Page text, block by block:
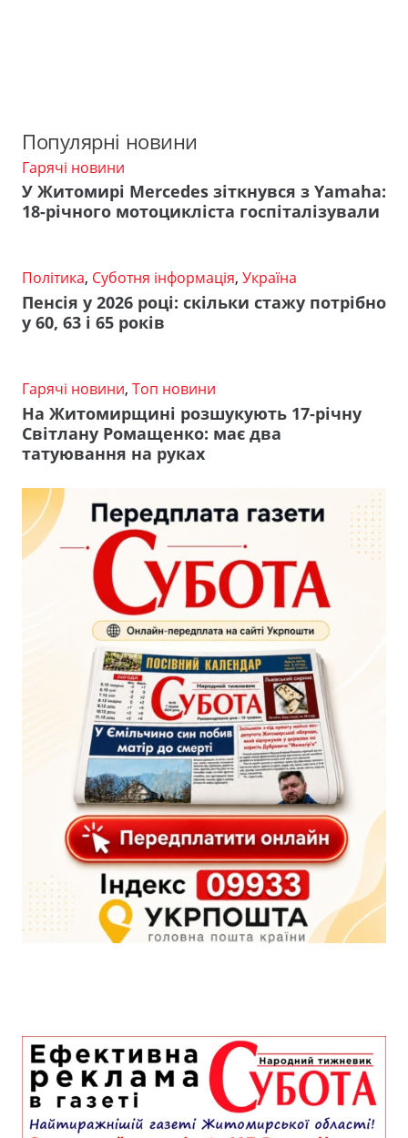
Популярні новини
Гарячі новини
У Житомирі Mercedes зіткнувся з Yamaha:
18-річного мотоцикліста госпіталізували
Політика, Суботня інформація, Україна
Пенсія у 2026 році: скільки стажу потрібно
у 60, 63 і 65 років
Гарячі новини, Топ новини
На Житомирщині розшукують 17-річну
Світлану Ромащенко: має два
татуювання на руках